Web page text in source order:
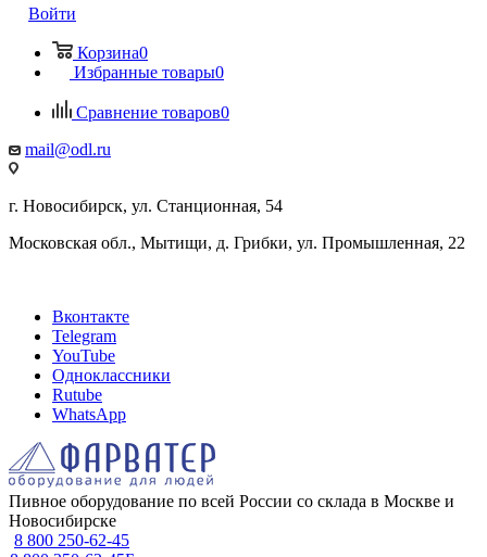
Войти
Корзина0
Избранные товары0
Сравнение товаров0
mail@odl.ru
г. Новосибирск, ул. Станционная, 54
Московская обл., Мытищи, д. Грибки, ул. Промышленная, 22
Вконтакте
Telegram
YouTube
Одноклассники
Rutube
WhatsApp
Пивное оборудование по всей России со склада в Москве и
Новосибирске
8 800 250-62-45